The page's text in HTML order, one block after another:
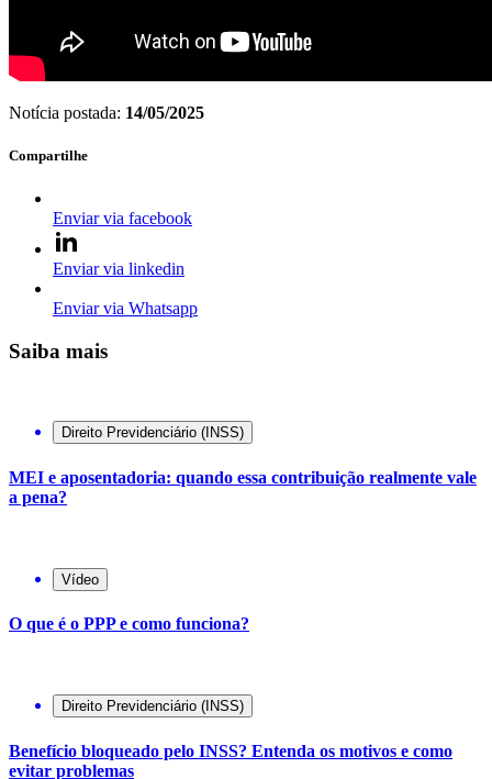
Notícia postada: 14/05/2025
Compartilhe
Enviar via facebook
Enviar via linkedin
Enviar via Whatsapp
Saiba mais
Direito Previdenciário (INSS)
MEI e aposentadoria: quando essa contribuição realmente vale
a pena?
Vídeo
O que é o PPP e como funciona?
Direito Previdenciário (INSS)
Benefício bloqueado pelo INSS? Entenda os motivos e como
evitar problemas